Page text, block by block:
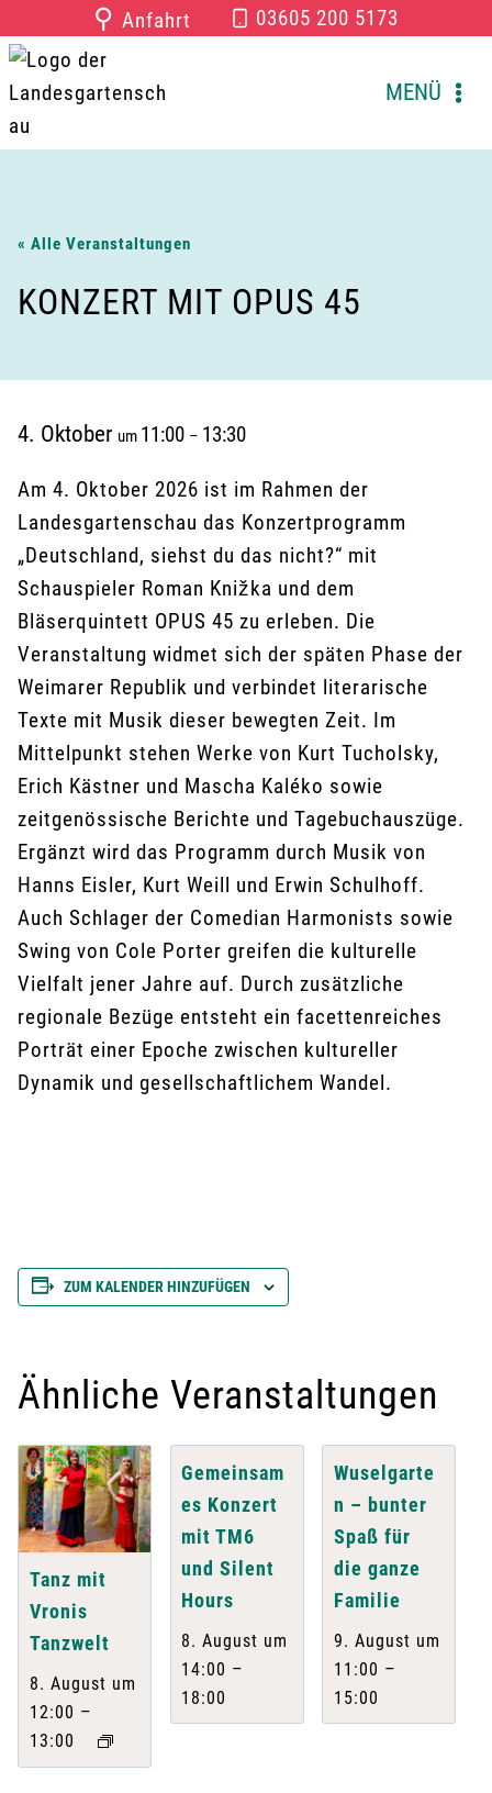
Inhalt
springen
⚲ Anfahrt 03605 200 5173
MENÜ
« Alle Veranstaltungen
KONZERT MIT OPUS 45
4. Oktober um 11:00 – 13:30
Am 4. Oktober 2026 ist im Rahmen der
Landesgartenschau das Konzertprogramm
„Deutschland, siehst du das nicht?“ mit
Schauspieler Roman Knižka und dem
Bläserquintett OPUS 45 zu erleben. Die
Veranstaltung widmet sich der späten Phase der
Weimarer Republik und verbindet literarische
Texte mit Musik dieser bewegten Zeit. Im
Mittelpunkt stehen Werke von Kurt Tucholsky,
Erich Kästner und Mascha Kaléko sowie
zeitgenössische Berichte und Tagebuchauszüge.
Ergänzt wird das Programm durch Musik von
Hanns Eisler, Kurt Weill und Erwin Schulhoff.
Auch Schlager der Comedian Harmonists sowie
Swing von Cole Porter greifen die kulturelle
Vielfalt jener Jahre auf. Durch zusätzliche
regionale Bezüge entsteht ein facettenreiches
Porträt einer Epoche zwischen kultureller
Dynamik und gesellschaftlichem Wandel.
ZUM KALENDER HINZUFÜGEN
Ähnliche Veranstaltungen
Tanz mit
Vronis
Tanzwelt
8. August um
12:00 –
13:00
Gemeinsam
es Konzert
mit TM6
und Silent
Hours
8. August um
14:00 –
18:00
Wuselgarte
n – bunter
Spaß für
die ganze
Familie
9. August um
11:00 –
15:00